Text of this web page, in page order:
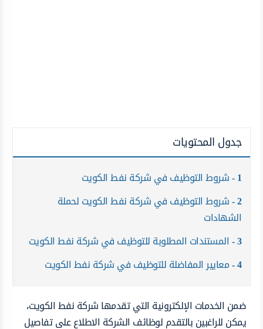
جدول المحتويات
1 شروط التوظيف في شركة نفط الكويت
2 شروط التوظيف في شركة نفط الكويت لحملة
الشهادات
3 المستندات المطلوبة للتوظيف في شركة نفط الكويت
4 معايير المفاضلة للتوظيف في شركة نفط الكويت
ضمن الخدمات الإلكترونية التي تقدمها شركة نفط الكويت،
يمكن للراغبين بالتقدم لوظائف الشركة الاطلاع على تفاصيل